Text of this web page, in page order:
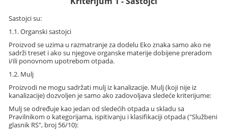
Sastojci su:
1.1. Organski sastojci
Proizvod se uzima u razmatranje za dodelu Eko znaka samo ako ne
sadrži treset i ako su njegove organske materije dobijene preradom
i/ili ponovnom upotrebom otpada.
1.2. Mulj
Proizvodi ne mogu sadržati mulj iz kanalizacije. Mulj (koji nije iz
kanalizacije) dozvoljen je samo ako zadovoljava sledeće kriterijume:
Mulj se određuje kao jedan od sledećih otpada u skladu sa
Pravilnikom o kategorijama, ispitivanju i klasifikaciji otpada ("Službeni
glasnik RS", broj 56/10):